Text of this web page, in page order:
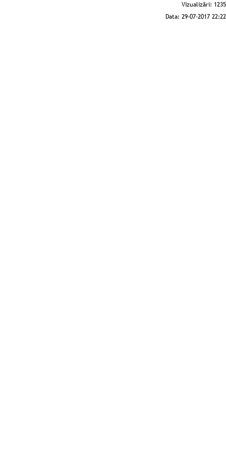
Vizualizări: 1235
Data: 29-07-2017 22:22